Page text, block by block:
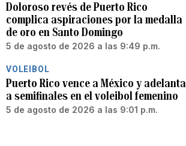
Doloroso revés de Puerto Rico
complica aspiraciones por la medalla
de oro en Santo Domingo
5 de agosto de 2026 a las 9:49 p.m.
VOLEIBOL
Puerto Rico vence a México y adelanta
a semifinales en el voleibol femenino
5 de agosto de 2026 a las 9:01 p.m.